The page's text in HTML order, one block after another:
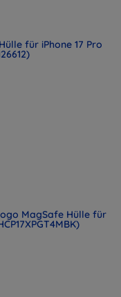
für iPhone 17 Pro
MagSafe Hülle für